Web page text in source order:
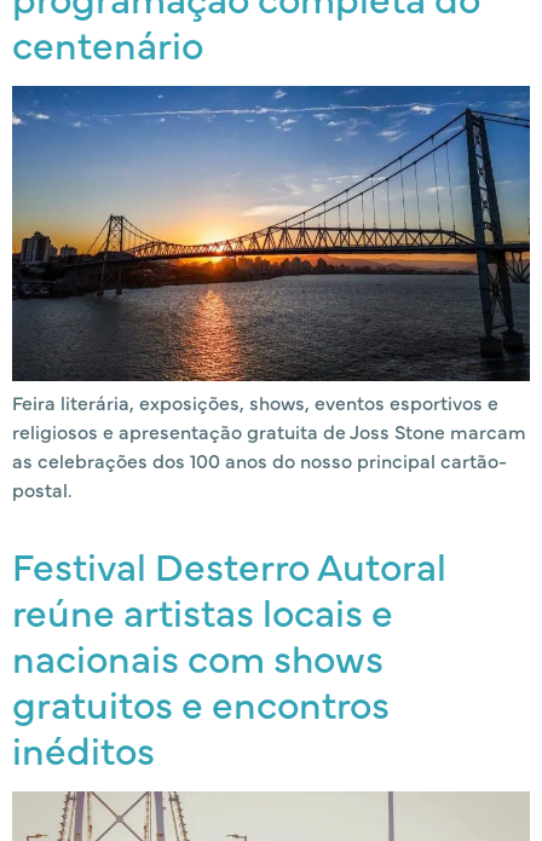
centenário
Feira literária, exposições, shows, eventos esportivos e
religiosos e apresentação gratuita de Joss Stone marcam
as celebrações dos 100 anos do nosso principal cartão-
postal.
Festival Desterro Autoral
reúne artistas locais e
nacionais com shows
gratuitos e encontros
inéditos